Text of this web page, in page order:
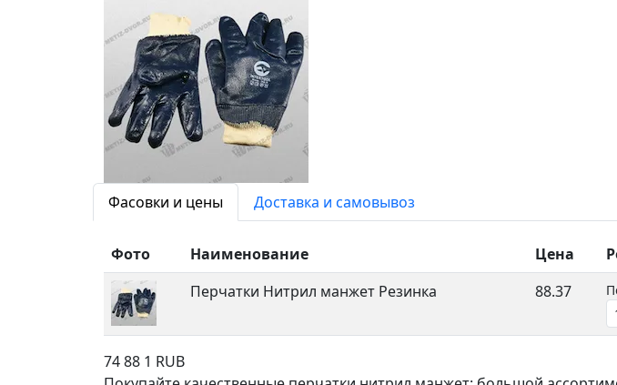
Фасовки и цены Доставка и самовывоз
Фото Наименование Цена
Перчатки Нитрил манжет Резинка
88.37
7488 1 RUB